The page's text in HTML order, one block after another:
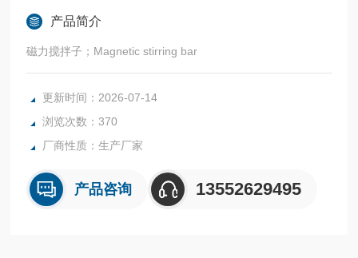
产品简介
磁力搅拌子；Magnetic stirring bar
更新时间：2026-07-14
浏览次数：370
厂商性质：生产厂家
产品咨询 13552629495